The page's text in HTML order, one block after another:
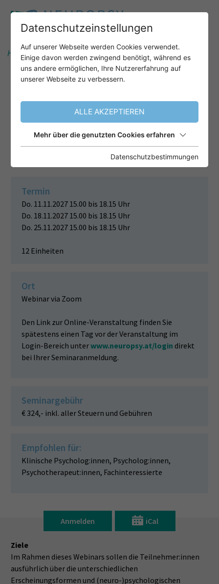
Home Unser Angebot
FRONTOTEMPORALE DEMENZ:
SUBTYPEN (BEHAVIORALE
VARIANTE UND PRIMÄR
PROGRESSIVE APHASIEN),
GRUNDLAGEN UND DIAGNOSTIK
Termin
Do. 11.11.2027 15.00 bis 18.15 Uhr
Do. 18.11.2027 15.00 bis 18.15 Uhr
Do. 25.11.2027 15.00 bis 18.15 Uhr
12 Einheiten
Ort
Webinar via Zoom
Den Link zur Online-Veranstaltung finden Sie
spätestens einen Tag vor der Veranstaltung im
Login-Bereich unterwww.neuropsy.at/login direkt
bei Ihrer Seminaranmeldung.
Seminargebühr
€ 324,- inkl. aller Steuern und Gebühren
Empfohlen für:
Klinische Psycholog:innen, Psycholog:innen,
Psychotherapeut:innen, Fachinteressierte
Anmelden iCal
Ziele
Im Rahmen dieses Webinars sollen die Teilnehmer:innen
ausführlich über die unterschiedlichen
Erscheinungsformen und (neuro-)psychologischen
Datenschutzeinstellungen
Auf unserer Webseite werden Cookies verwendet.
Einige davon werden zwingend benötigt, während es
uns andere ermöglichen, Ihre Nutzererfahrung auf
unserer Webseite zu verbessern.
ALLE AKZEPTIEREN
Mehr über die genutzten Cookies erfahren
Datenschutzbestimmungen